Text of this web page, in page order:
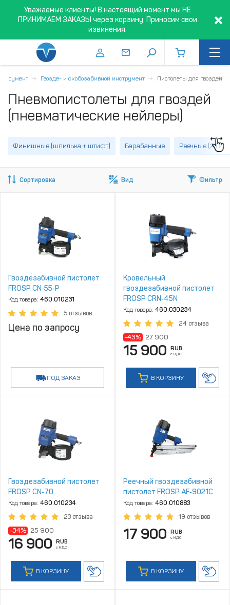
Уважаемые клиенты! В настоящий момент мы НЕ
ПРИНИМАЕМ ЗАКАЗЫ через корзину. Приносим свои
извинения.
Гвозде- и скобозабивной инструмент Пистолеты для гвоздей
Пневмопистолеты для гвоздей
(пневматические нейлеры)
Финишные (шпилька + штифт) Барабанные Реечные (21 и
Сортировка Вид Фильтр
Гвоздезабивной пистолет
FROSP CN‑55‑P
Код товара: 460.010231
5 отзывов
Цена по запросу
ПОД ЗАКАЗ
Кровельный
гвоздезабивной пистолет
FROSP CRN‑45N
Код товара: 460.030234
24 отзыва
-43% 27 900
15 900 RUB
с НДС
В КОРЗИНУ
Гвоздезабивной пистолет
FROSP CN‑70
Код товара: 460.010234
23 отзыва
-34% 25 900
16 900 RUB
с НДС
В КОРЗИНУ
Реечный гвоздезабивной
пистолет FROSP AF‑9021C
Код товара: 460.010883
19 отзывов
17 900 RUB
с НДС
В КОРЗИНУ